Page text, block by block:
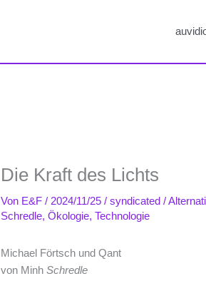
Die Kraft des Lichts
Von E&F/ 2024/11/25/syndicated /
Schredle,Ökologie,Technologie
Michael Förtsch und Qant
von MinhSchredle